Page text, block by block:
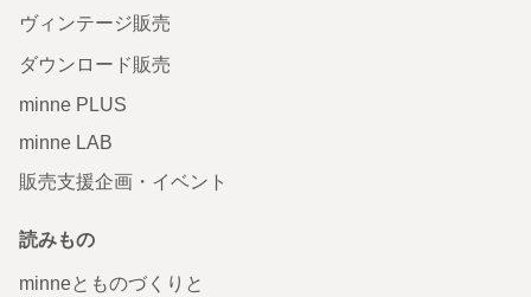
ヴィンテージ販売
ダウンロード販売
minne PLUS
minne LAB
販売支援企画・イベント
読みもの
minneとものづくりと